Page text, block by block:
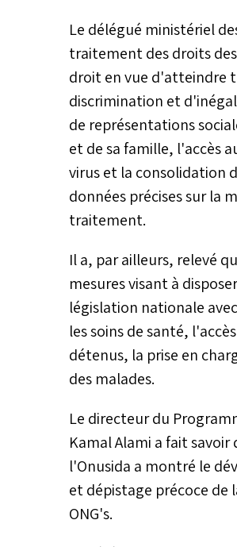
Le délégué ministériel
traitement des droits
droit en vue d'atteindre
discrimination et
de représentations
et de sa famille, l'accès
virus et la consolidation
données précises sur la
traitement.
Il a, par ailleurs, relevé
mesures visant à
législation nationale
les soins de santé,
détenus, la prise en
des malades.
Le directeur du
Kamal Alami a fait
l'Onusida a montré le
et dépistage précoce de
ONG's.